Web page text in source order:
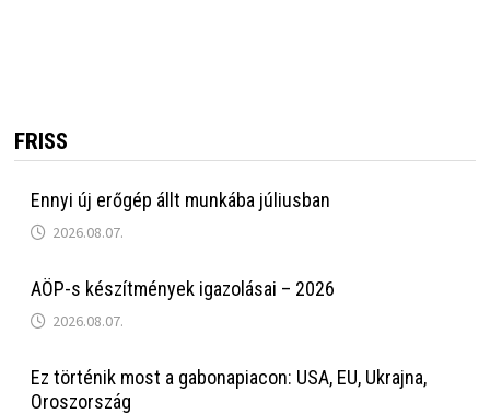
FRISS
Ennyi új erőgép állt munkába júliusban
2026.08.07.
AÖP-s készítmények igazolásai – 2026
2026.08.07.
Ez történik most a gabonapiacon: USA, EU, Ukrajna,
Oroszország